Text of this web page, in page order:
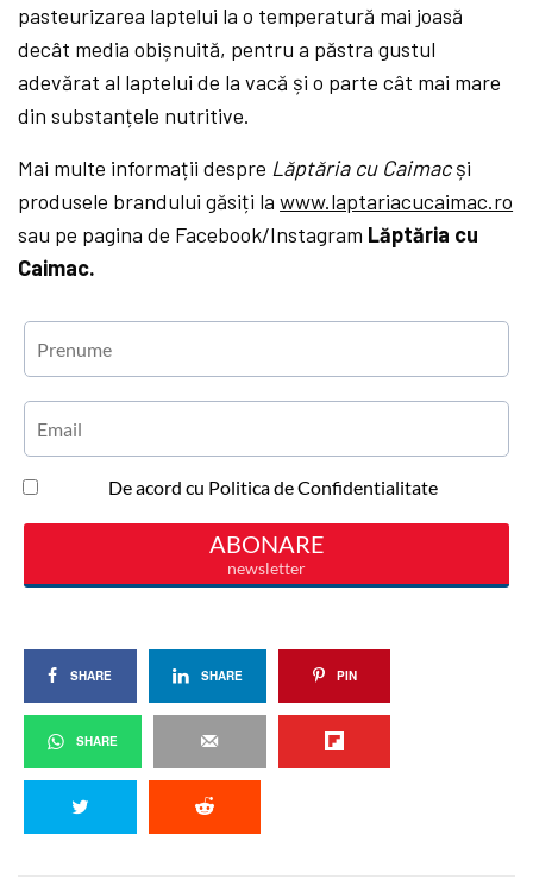
pasteurizarea laptelui la o temperatură mai joasă
decât media obișnuită, pentru a păstra gustul
adevărat al laptelui de la vacă și o parte cât mai mare
din substanțele nutritive.
Mai multe informații despre Lăptăria cu Caimacși
produsele brandului găsiți lawww.laptariacucaimac.ro
sau pe pagina de Facebook/Instagram Lăptăria cu
Caimac.
SHARE SHARE PIN
SHARE